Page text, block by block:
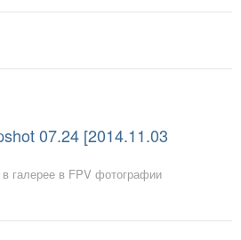
07.24 [2014.11.03
галерее в FPV фотографии